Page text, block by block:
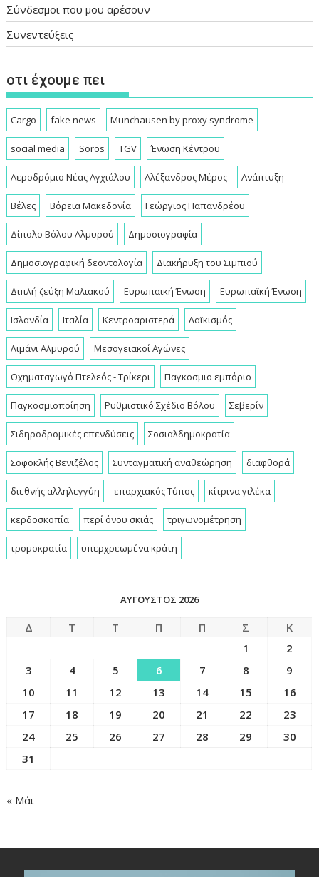
Σύνδεσμοι που μου αρέσουν
Συνεντεύξεις
οτι έχουμε πει
Cargo fake news Munchausen by proxy syndrome
social media Soros TGV Ένωση Κέντρου
Αεροδρόμιο Νέας Αγχιάλου Αλέξανδρος Μέρος Ανάπτυξη
Βέλες Βόρεια Μακεδονία Γεώργιος Παπανδρέου
Δίπολο Βόλου Αλμυρού Δημοσιογραφία
Δημοσιογραφική δεοντολογία Διακήρυξη του Σιμπιού
Διπλή ζεύξη Μαλιακού Ευρωπαική Ένωση Ευρωπαϊκή Ένωση
Ισλανδία Ιταλία Κεντροαριστερά Λαϊκισμός
Λιμάνι Αλμυρού Μεσογειακοί Αγώνες
Οχηματαγωγό Πτελεός - Τρίκερι Παγκοσμιο εμπόριο
Παγκοσμιοποίηση Ρυθμιστικό Σχέδιο Βόλου Σεβερίν
Σιδηροδρομικές επενδύσεις Σοσιαλδημοκρατία
Σοφοκλής Βενιζέλος Συνταγματική αναθεώρηση διαφθορά
διεθνής αλληλεγγύη επαρχιακός Τύπος κίτρινα γιλέκα
κερδοσκοπία περί όνου σκιάς τριγωνομέτρηση
τρομοκρατία υπερχρεωμένα κράτη
ΑΎΓΟΥΣΤΟΣ 2026
Δ Τ Τ Π Π Σ
Κ
1
2
3
4 5 6 7 8
9
10
11 12 13 14 15
16
17
18 19 20 21 22
23
24
25 26 27 28 29
30
31
« Μάι